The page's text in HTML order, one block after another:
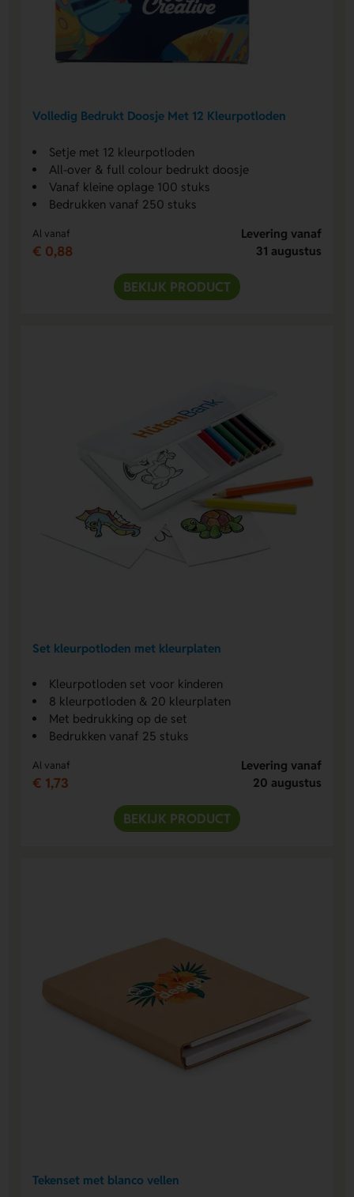
Volledig Bedrukt Doosje Met 12 Kleurpotloden
Setje met 12 kleurpotloden
All-over & full colour bedrukt doosje
Vanaf kleine oplage 100 stuks
Bedrukken vanaf 250 stuks
Al vanaf
€ 0,88
Levering vanaf
31 augustus
BEKIJK PRODUCT
Set kleurpotloden met kleurplaten
Kleurpotloden set voor kinderen
8 kleurpotloden & 20 kleurplaten
Met bedrukking op de set
Bedrukken vanaf 25 stuks
Al vanaf
€ 1,73
Levering vanaf
20 augustus
BEKIJK PRODUCT
Tekenset met blanco vellen